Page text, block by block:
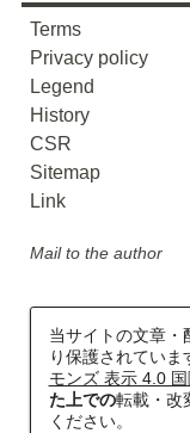
Terms
Privacy policy
Legend
History
CSR
Sitemap
Link
Mail to the author
当サイトの文章・
り保護されてい
モンズ 表示 4.0
た上での転載・改
ください。